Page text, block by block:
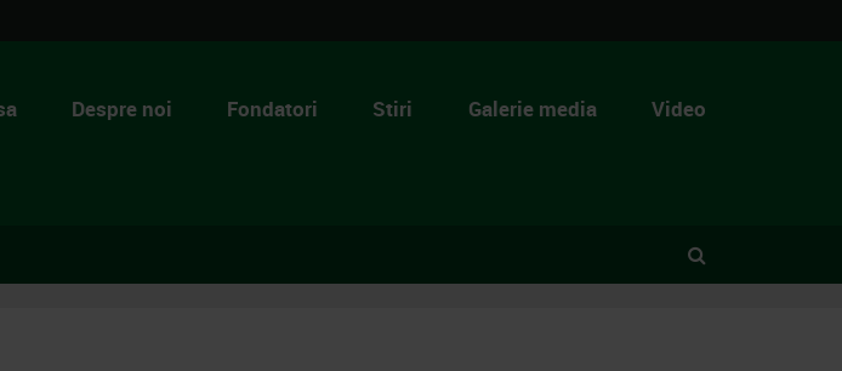
Despre noi Fondatori Stiri Galerie media Video